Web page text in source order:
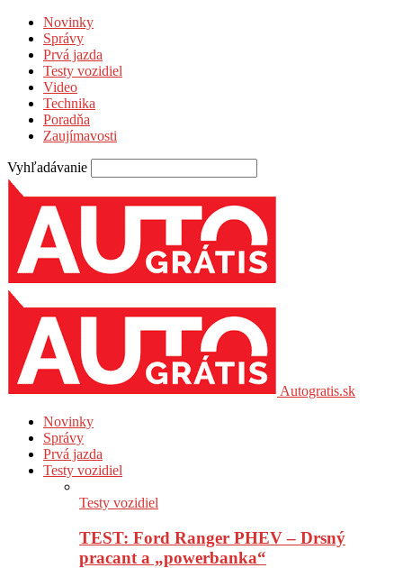
Novinky
Správy
Prvá jazda
Testy vozidiel
Video
Technika
Poradňa
Zaujímavosti
Vyhľadávanie
Autogratis.sk
Novinky
Správy
Prvá jazda
Testy vozidiel
Testy vozidiel
TEST: Ford Ranger PHEV – Drsný
pracant a „powerbanka“